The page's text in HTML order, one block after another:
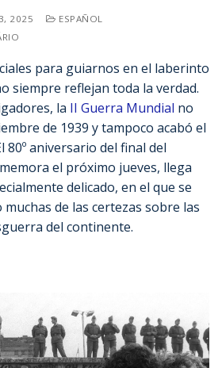
2025
ESPAÑOL
para guiarnos en el laberinto
siempre reflejan toda la verdad.
la II Guerra Mundial no
de 1939 y tampoco acabó el
80º aniversario del final del
el próximo jueves, llega
delicado, en el que se
de las certezas sobre las
del continente.